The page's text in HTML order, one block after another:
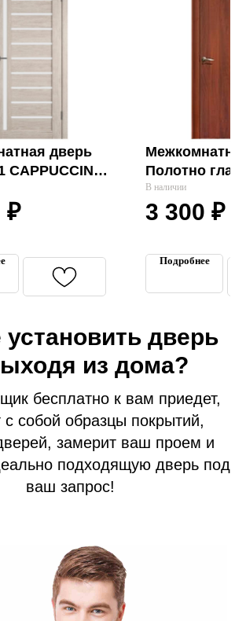
дверь
CAPPUCCINO
₽
Полотно
В наличии
3 300 ₽
Подробнее
установить дверь
из дома?
бесплатно к вам приедет,
с собой образцы покрытий,
замерит ваш проем и
подходящую дверь под
ваш запрос!
(913) 031 41 21
работы
Акции
двери
ворота
двери
двери
двери
в дом
двери